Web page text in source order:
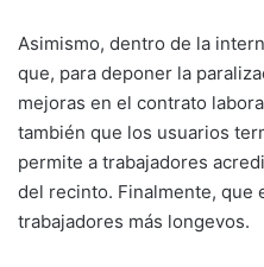
Asimismo, dentro de la
que, para deponer la
mejoras en el contrato
también que los usuarios
permite a trabajadores
del recinto. Finalmente, que
trabajadores más longevos.